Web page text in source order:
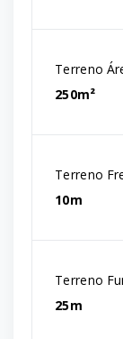
Terreno
250m²
Terreno
10m
Terreno
25m